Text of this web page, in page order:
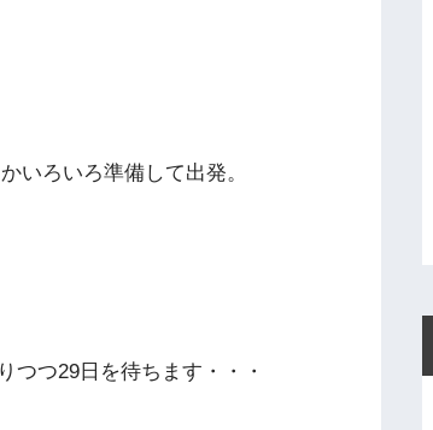
いろいろ準備して出発。
つつ29日を待ちます・・・